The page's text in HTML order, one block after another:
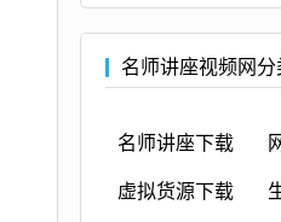
名师讲座视频网分
名师讲座下载
虚拟货源下载